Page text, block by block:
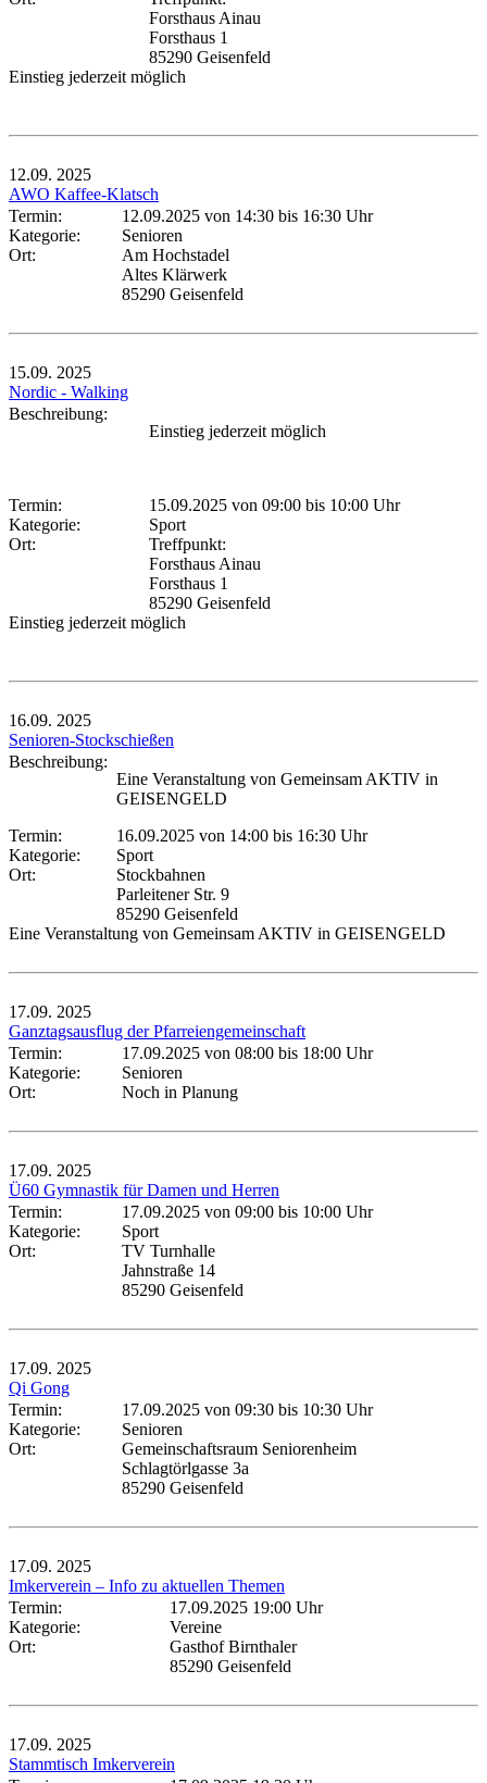
Forsthaus Ainau
Forsthaus 1
85290 Geisenfeld
Einstieg jederzeit möglich
12.09. 2025
AWO Kaffee-Klatsch
Termin:
12.09.2025 von 14:30 bis 16:30 Uhr
Kategorie:
Senioren
Ort:
Am Hochstadel
Altes Klärwerk
85290 Geisenfeld
15.09. 2025
Nordic - Walking
Beschreibung:
Einstieg jederzeit möglich
Termin: 15.09.2025 von 09:00 bis 10:00 Uhr
Kategorie:
Sport
Ort:
Treffpunkt:
Forsthaus Ainau
Forsthaus 1
85290 Geisenfeld
Einstieg jederzeit möglich
16.09. 2025
Senioren-Stockschießen
Beschreibung:
Eine Veranstaltung von Gemeinsam AKTIV in
GEISENGELD
Termin:
16.09.2025 von 14:00 bis 16:30 Uhr
Kategorie:
Sport
Ort:
Stockbahnen
Parleitener Str. 9
85290 Geisenfeld
Eine Veranstaltung von Gemeinsam AKTIV in GEISENGELD
17.09. 2025
Ganztagsausflug der Pfarreiengemeinschaft
Termin:
17.09.2025 von 08:00 bis 18:00 Uhr
Kategorie:
Senioren
Ort:
Noch in Planung
17.09. 2025
Ü60 Gymnastik für Damen und Herren
Termin:
17.09.2025 von 09:00 bis 10:00 Uhr
Kategorie:
Sport
Ort:
TV Turnhalle
Jahnstraße 14
85290 Geisenfeld
17.09. 2025
Qi Gong
Termin:
17.09.2025 von 09:30 bis 10:30 Uhr
Kategorie:
Senioren
Ort:
Gemeinschaftsraum Seniorenheim
Schlagtörlgasse 3a
85290 Geisenfeld
17.09. 2025
Imkerverein – Info zu aktuellen Themen
Termin:
17.09.2025 19:00 Uhr
Kategorie:
Vereine
Ort:
Gasthof Birnthaler
85290 Geisenfeld
17.09. 2025
Stammtisch Imkerverein